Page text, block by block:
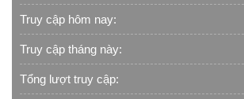
Truy cập hôm nay:
Truy cập tháng này:
Tổng lượt truy cập: